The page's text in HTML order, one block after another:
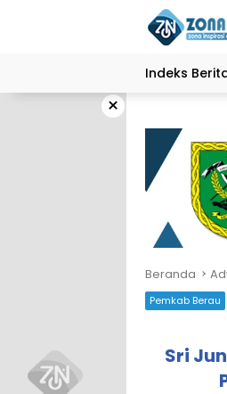
Indeks
×
Beranda
Pemkab Berau
Sri